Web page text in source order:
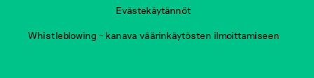
Evästekäytännöt
Whistleblowing – kanava väärinkäytösten ilmoittamiseen